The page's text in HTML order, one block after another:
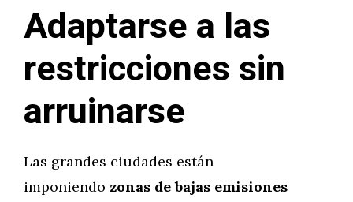
Adaptarse a las
restricciones sin
arruinarse
Las grandes ciudades están
imponiendo zonas de bajas emisiones